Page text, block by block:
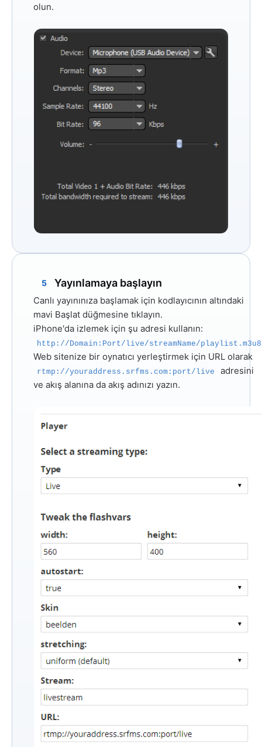
olun.
5 Yayınlamaya başlayın
Canlı yayınınıza başlamak için kodlayıcının altındaki
mavi Başlat düğmesine tıklayın.
iPhone'da izlemek için şu adresi kullanın:
http://Domain:Port/live/streamName/playlist.m3u8
Web sitenize bir oynatıcı yerleştirmek için URL olarak
rtmp://youraddress.srfms.com:port/live
adresini
ve akış alanına da akış adınızı yazın.